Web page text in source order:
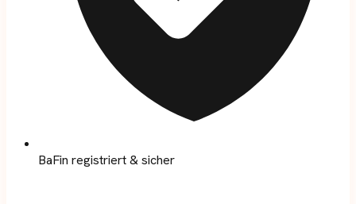
BaFin registriert & sicher